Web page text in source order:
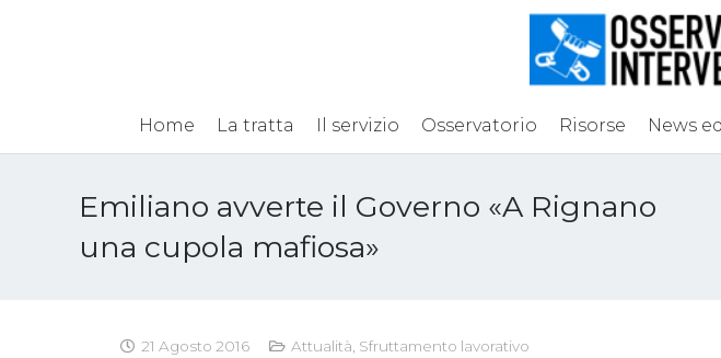
Home La tratta Il servizio Osservatorio Risorse News
Emiliano avverte il Governo «A Rignano
una cupola mafiosa»
21 Agosto 2016 Attualità Sfruttamento lavorativo